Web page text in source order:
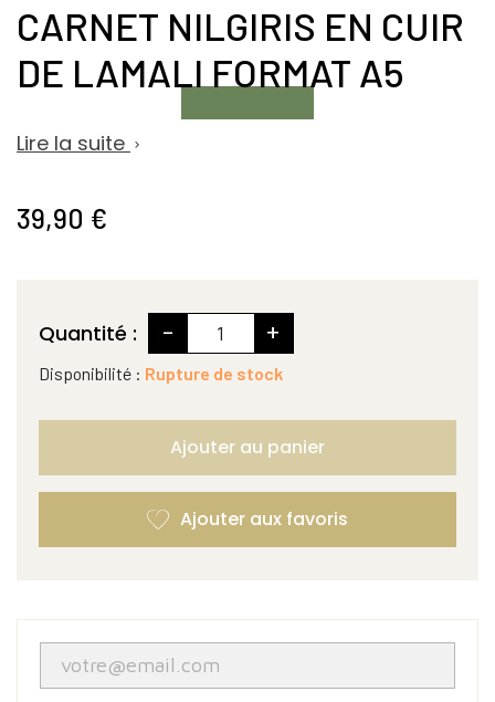
CARNET NILGIRIS EN CUIR
DE LAMALI FORMAT A5
Lire la suite 
39,90 €
Quantité : - +
Disponibilité : Rupture de stock
Ajouter au panier